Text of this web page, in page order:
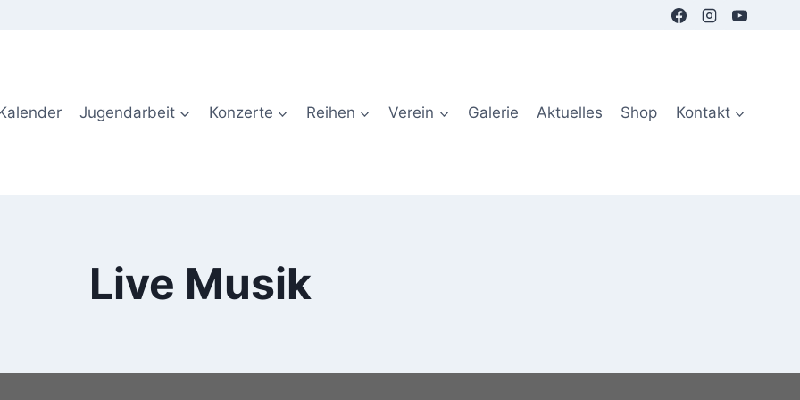
Jugendarbeit Konzerte Reihen Verein Galerie Aktuelles Shop Kontakt
Live Musik